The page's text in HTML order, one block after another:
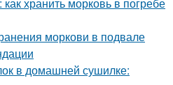
моркови в подвале
в домашней сушилке: